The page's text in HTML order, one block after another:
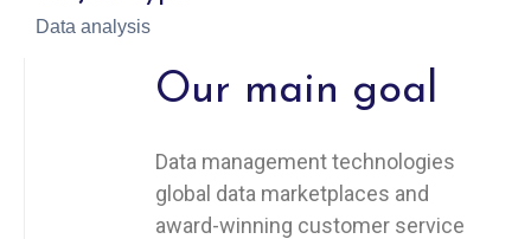
Data analysis
Our main goal
Data management technologies
global data marketplaces and
award-winning customer service